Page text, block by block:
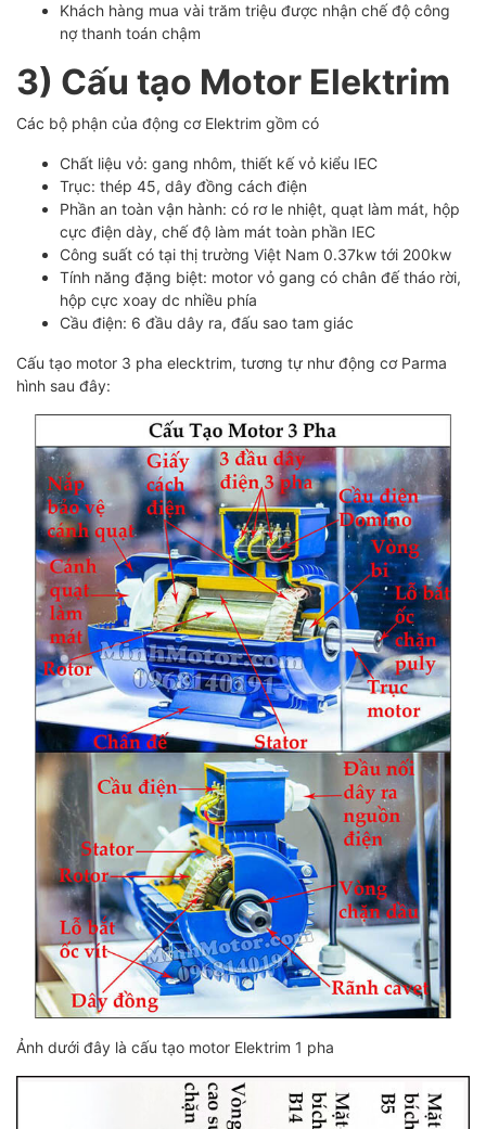
Khách hàng mua vài trăm triệu được nhận chế độ công
nợ thanh toán chậm
3) Cấu tạo Motor Elektrim
Các bộ phận của động cơ Elektrim gồm có
Chất liệu vỏ: gang nhôm, thiết kế vỏ kiểu IEC
Trục: thép 45, dây đồng cách điện
Phần an toàn vận hành: có rơ le nhiệt, quạt làm mát, hộp
cực điện dày, chế độ làm mát toàn phần IEC
Công suất có tại thị trường Việt Nam 0.37kw tới 200kw
Tính năng đặng biệt: motor vỏ gang có chân đế tháo rời,
hộp cực xoay dc nhiều phía
Cầu điện: 6 đầu dây ra, đấu sao tam giác
Cấu tạo motor 3 pha elecktrim, tương tự như động cơ Parma
hình sau đây:
Ảnh dưới đây là cấu tạo motor Elektrim 1 pha